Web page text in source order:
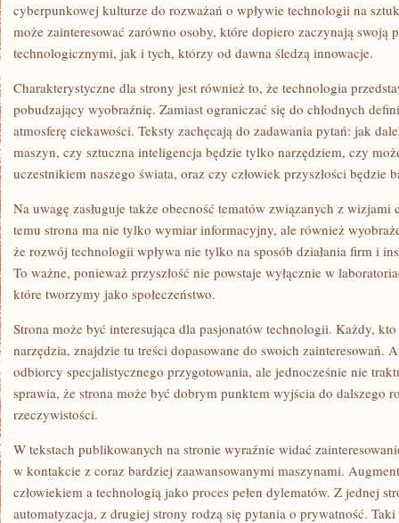
cyberpunkowej kulturze do rozważań o wpływie technologii na
może zainteresować zarówno osoby, które dopiero zaczynają swoją
technologicznymi, jak i tych, którzy od dawna śledzą innowacje.
Charakterystyczne dla strony jest również to, że technologia
pobudzający wyobraźnię. Zamiast ograniczać się do chłodnych
atmosferę ciekawości. Teksty zachęcają do zadawania pytań: jak
maszyn, czy sztuczna inteligencja będzie tylko narzędziem, czy
uczestnikiem naszego świata, oraz czy człowiek przyszłości będzie
Na uwagę zasługuje także obecność tematów związanych z
temu strona ma nie tylko wymiar informacyjny, ale również
że rozwój technologii wpływa nie tylko na sposób działania firm i
To ważne, ponieważ przyszłość nie powstaje wyłącznie w
które tworzymy jako społeczeństwo.
Strona może być interesująca dla pasjonatów technologii. Każdy,
narzędzia, znajdzie tu treści dopasowane do swoich zainteresowań.
odbiorcy specjalistycznego przygotowania, ale jednocześnie nie
sprawia, że strona może być dobrym punktem wyjścia do dalszego
rzeczywistości.
W tekstach publikowanych na stronie wyraźnie widać
w kontakcie z coraz bardziej zaawansowanymi maszynami.
człowiekiem a technologią jako proces pełen dylematów. Z jednej
automatyzacja, z drugiej strony rodzą się pytania o prywatność.